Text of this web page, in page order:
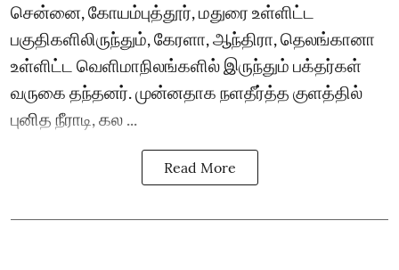
சென்னை, கோயம்புத்தூர், மதுரை உள்ளிட்ட
பகுதிகளிலிருந்தும், கேரளா, ஆந்திரா, தெலங்கானா
உள்ளிட்ட வெளிமாநிலங்களில் இருந்தும் பக்தர்கள்
வருகை தந்தனர். முன்னதாக நளதீர்த்த குளத்தில்
புனித நீராடி, கல ...
Read More